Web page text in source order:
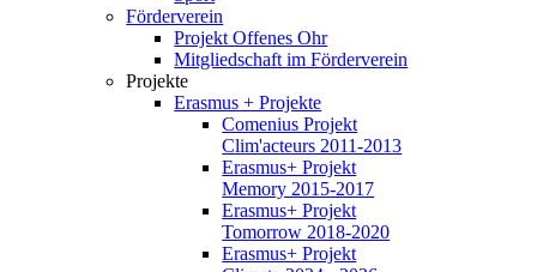
Förderverein
Projekt Offenes Ohr
Mitgliedschaft im Förderverein
Projekte
Erasmus + Projekte
Comenius Projekt
Clim'acteurs 2011-2013
Erasmus+ Projekt
Memory 2015-2017
Erasmus+ Projekt
Tomorrow 2018-2020
Erasmus+ Projekt